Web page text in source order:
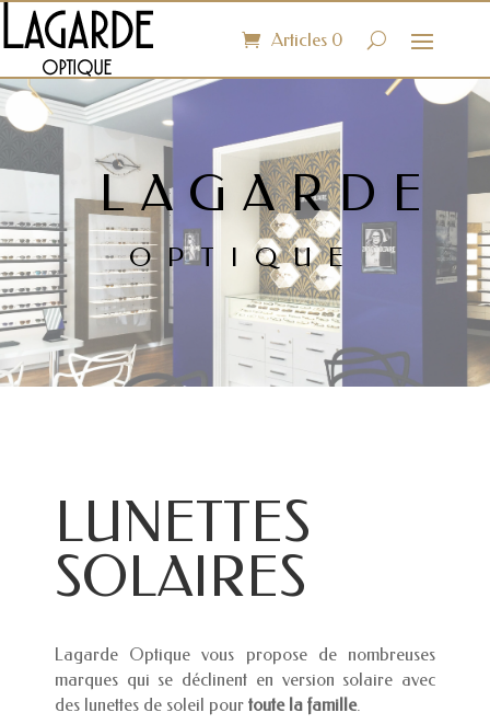
Articles 0
LAGARDE
OPTIQUE
LUNETTES
SOLAIRES
Lagarde Optique vous propose de nombreuses
marques qui se déclinent en version solaire avec
des lunettes de soleil pour toute la famille.